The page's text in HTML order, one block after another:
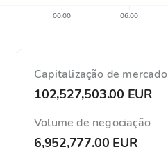
00:00 06:00
Capitalização de mercado
102,527,503.00 EUR
Volume de negociação
6,952,777.00 EUR